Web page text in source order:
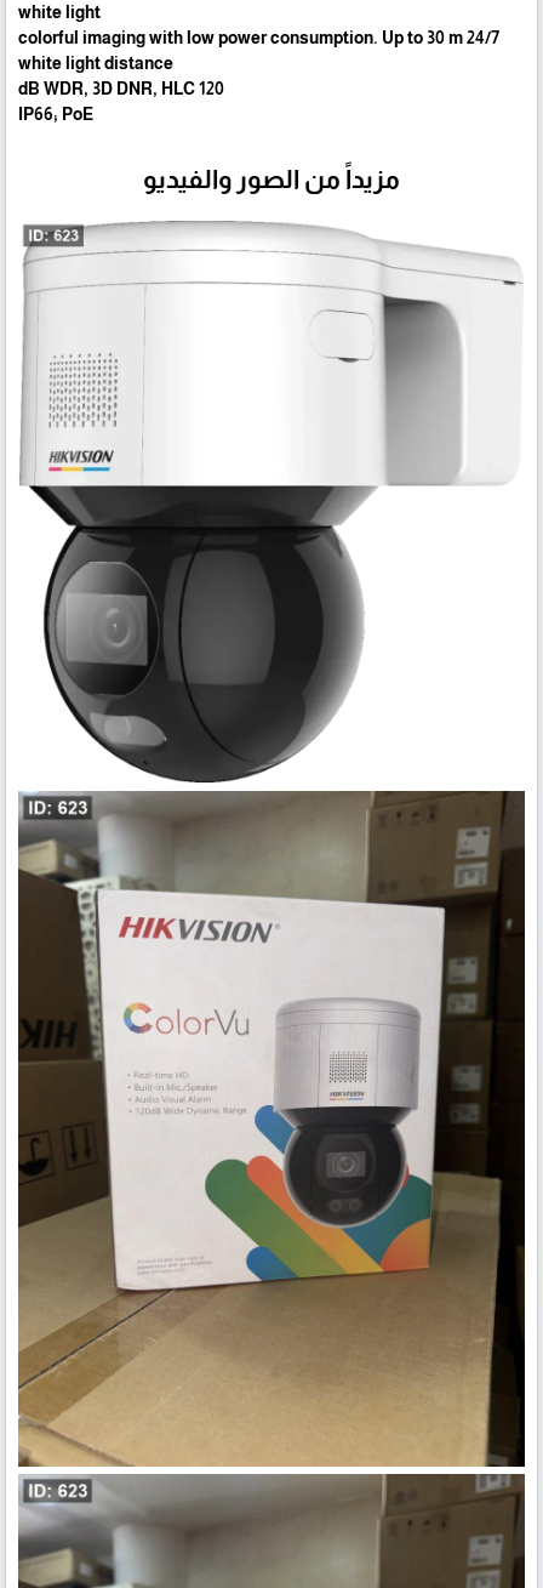
white light
24/7 colorful imaging with low power consumption. Up to 30 m
white light distance
120 dB WDR, 3D DNR, HLC
IP66; PoE
مزيداً من الصور والفيديو